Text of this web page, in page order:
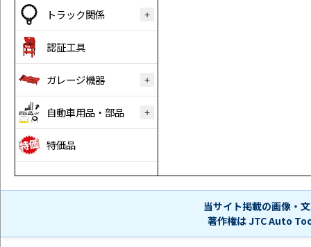
トラック関係
認証工具
ガレージ機器
自動車用品・部品
特価品
当サイト掲載の画像・
著作権は JTC Auto